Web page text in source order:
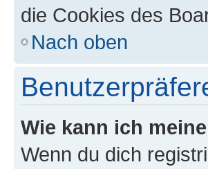
die Cookies des
Nach oben
Wie kann ich
Wenn du dich